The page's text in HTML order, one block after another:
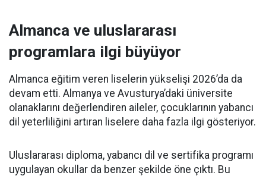
Almanca ve uluslararası
programlara ilgi büyüyor
Almanca eğitim veren liselerin yükselişi 2026’da da
devam etti. Almanya ve Avusturya’daki üniversite
olanaklarını değerlendiren aileler, çocuklarının yabancı
dil yeterliliğini artıran liselere daha fazla ilgi gösteriyor.
Uluslararası diploma, yabancı dil ve sertifika programı
uygulayan okullar da benzer şekilde öne çıktı. Bu